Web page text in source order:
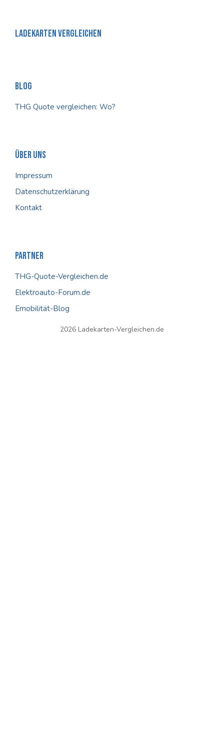
Ladekarten Vergleichen
Blog
THG Quote vergleichen: Wo?
Über Uns
Impressum
Datenschutzerklärung
Kontakt
Partner
THG-Quote-Vergleichen.de
Elektroauto-Forum.de
Emobilität-Blog
2026 Ladekarten-Vergleichen.de